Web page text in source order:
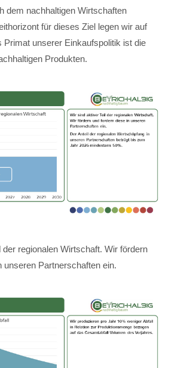
dem nachhaltigen Wirtschaften
für dieses Ziel legen wir auf
Primat unserer Einkaufspolitik ist die
Produkten.
der regionalen Wirtschaft. Wir fördern
unseren Partnerschaften ein.